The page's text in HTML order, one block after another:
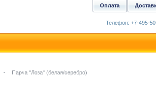
- Парча "Лоза" (белая/серебро)
Оплата
Телефон: +7-495-